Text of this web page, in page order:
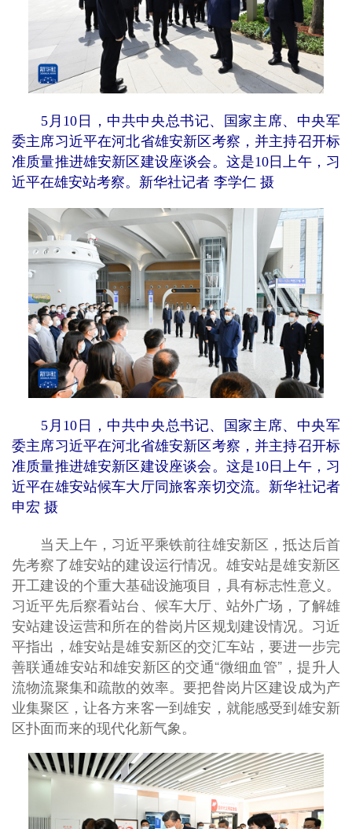
5月10日，中共中央总书记、国家主席、中央军
委主席习近平在河北省雄安新区考察，并主持召开标
准质量推进雄安新区建设座谈会。这是10日上午，习
近平在雄安站考察。新华社记者 李学仁 摄
5月10日，中共中央总书记、国家主席、中央军
委主席习近平在河北省雄安新区考察，并主持召开标
准质量推进雄安新区建设座谈会。这是10日上午，习
近平在雄安站候车大厅同旅客亲切交流。新华社记者
申宏 摄
当天上午，习近平乘铁前往雄安新区，抵达后首
先考察了雄安站的建设运行情况。雄安站是雄安新区
开工建设的个重大基础设施项目，具有标志性意义。
习近平先后察看站台、候车大厅、站外广场，了解雄
安站建设运营和所在的昝岗片区规划建设情况。习近
平指出，雄安站是雄安新区的交汇车站，要进一步完
善联通雄安站和雄安新区的交通“微细血管”，提升人
流物流聚集和疏散的效率。要把昝岗片区建设成为产
业集聚区，让各方来客一到雄安，就能感受到雄安新
区扑面而来的现代化新气象。